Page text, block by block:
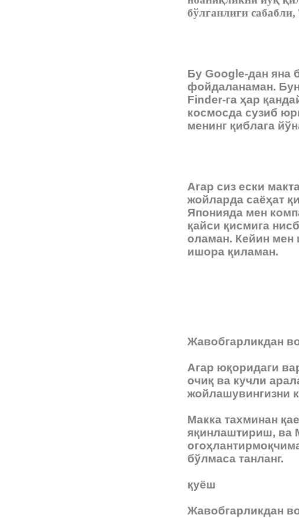
бўлганлиги
Бу Google-дан яна
фойдаланаман.
Finder-га ҳар
космосда сузиб
менинг қиблага
Агар сиз ески
жойларда саёҳат
Японияда мен
қайси қисмига
оламан. Кейин мен
ишора қиламан.
Жавобгарликдан
Агар юқоридаги
очиқ ва кучли
жойлашувингизни
Макка тахминан
яқинлаштириш, ва
бўлмаса танланг.
қуёш
Жавобгарликдан